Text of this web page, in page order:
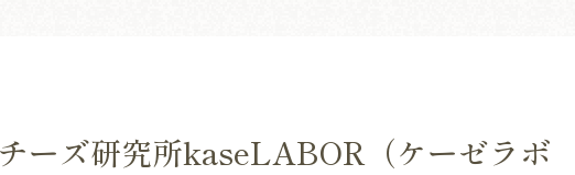
ーズ研究所kaseLABOR（ケーゼラボ